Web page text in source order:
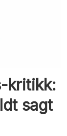
kritikk:
sagt